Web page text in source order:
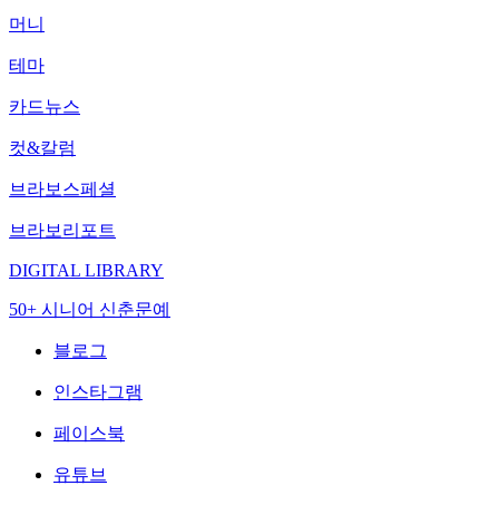
머니
테마
카드뉴스
컷&칼럼
브라보스페셜
브라보리포트
DIGITAL LIBRARY
50+ 시니어 신춘문예
블로그
인스타그램
페이스북
유튜브